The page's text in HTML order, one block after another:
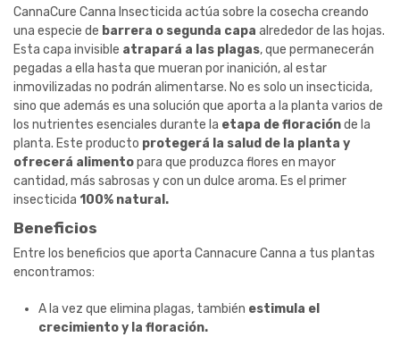
CannaCure Canna Insecticida actúa sobre la cosecha creando
una especie de barrera o segunda capa alrededor de las hojas.
Esta capa invisible atrapará a las plagas, que permanecerán
pegadas a ella hasta que mueran por inanición, al estar
inmovilizadas no podrán alimentarse. No es solo un insecticida,
sino que además es una solución que aporta a la planta varios de
los nutrientes esenciales durante la etapa de floraciónde la
planta. Este producto protegerá la salud de la planta y
ofrecerá alimentopara que produzca flores en mayor
cantidad, más sabrosas y con un dulce aroma. Es el primer
insecticida 100% natural.
Beneficios
Entre los beneficios que aporta Cannacure Canna a tus plantas
encontramos:
A la vez que elimina plagas, también estimula el
crecimiento y la floración.